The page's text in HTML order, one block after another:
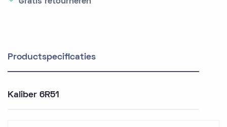
Productspecificaties
Kaliber 6R51